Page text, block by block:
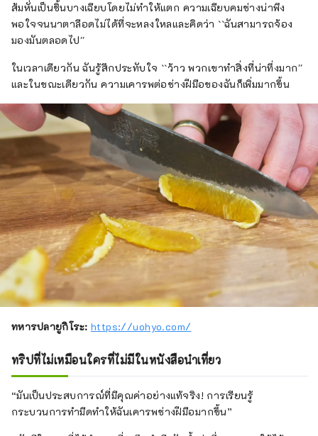
ส้มหั่นเป็นชิ้นบางเฉียบโดยไม่ทำให้แตก ความเฉียบคมช่างน่าพึง
พอใจจนนาตาลีอดไม่ได้ที่จะหลงใหลและคิดว่า ``ฉันสามารถจ้อง
มองมันตลอดไป''
ในเวลาเดียวกัน ฉันรู้สึกประทับใจ ``ว้าว พวกเขาทำสิ่งที่น่าทึ่งมาก''
และในขณะเดียวกัน ความเคารพต่อช่างฝีมือของฉันก็เพิ่มมากขึ้น
ทหารปลายูกิโระ: https://uohyo.com/
ทริปที่ไม่เหมือนใครที่ไม่มีในหนังสือนำเที่ยว
“มันเป็นประสบการณ์ที่มีคุณค่าอย่างแท้จริง! การเรียนรู้
กระบวนการทำมีดทำให้ฉันเคารพช่างฝีมือมากขึ้น”